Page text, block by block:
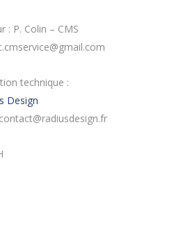
: P. Colin – CMS
technique :
Design